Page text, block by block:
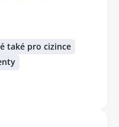
také pro cizince